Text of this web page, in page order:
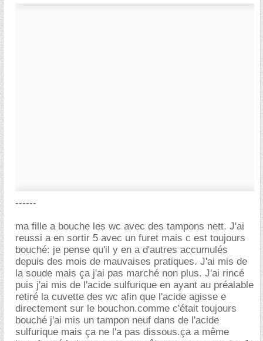
------
ma fille a bouche les wc avec des tampons nett. J'ai
reussi a en sortir 5 avec un furet mais c est toujours
bouché: je pense qu'il y en a d'autres accumulés
depuis des mois de mauvaises pratiques. J'ai mis de
la soude mais ça j'ai pas marché non plus. J'ai rincé
puis j'ai mis de l'acide sulfurique en ayant au préalable
retiré la cuvette des wc afin que l'acide agisse e
directement sur le bouchon.comme c'était toujours
bouché j'ai mis un tampon neuf dans de l'acide
sulfurique mais ça ne l'a pas dissous.ça a même